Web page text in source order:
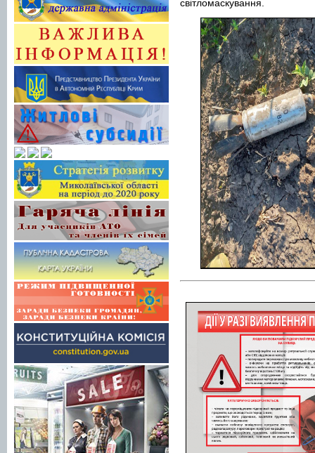
світломаскування.